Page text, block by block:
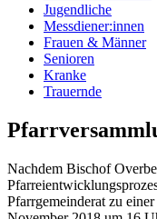
Jugendliche
Messdiener:innen
Frauen & Männer
Senioren
Kranke
Trauernde
Nachdem Bischof
Pfarrgemeinderat zu